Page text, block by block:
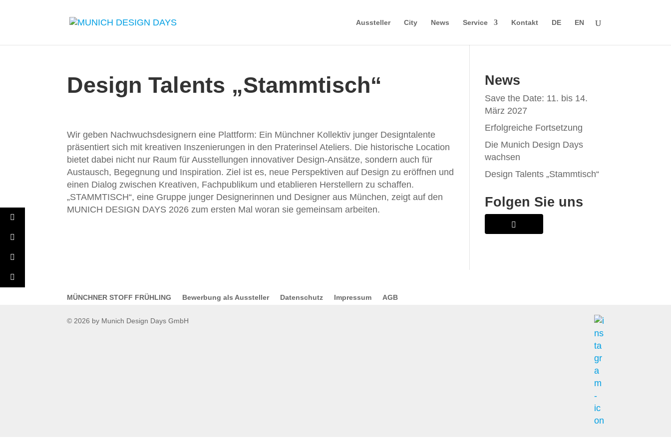
Aussteller City News Service Kontakt DE EN
Design Talents „Stammtisch“
Wir geben Nachwuchsdesignern eine Plattform: Ein Münchner Kollektiv junger Designtalente
präsentiert sich mit kreativen Inszenierungen in den Praterinsel Ateliers. Die historische Location
bietet dabei nicht nur Raum für Ausstellungen innovativer Design-Ansätze, sondern auch für
Austausch, Begegnung und Inspiration. Ziel ist es, neue Perspektiven auf Design zu eröffnen und
einen Dialog zwischen Kreativen, Fachpublikum und etablieren Herstellern zu schaffen.
„STAMMTISCH“, eine Gruppe junger Designerinnen und Designer aus München, zeigt auf den
MUNICH DESIGN DAYS 2026 zum ersten Mal woran sie gemeinsam arbeiten.
News
Save the Date: 11. bis 14.
März 2027
Erfolgreiche Fortsetzung
Die Munich Design Days
wachsen
Design Talents „Stammtisch“
Folgen Sie uns
MÜNCHNER STOFF FRÜHLING Bewerbung als Aussteller Datenschutz Impressum AGB
© 2026 by Munich Design Days GmbH